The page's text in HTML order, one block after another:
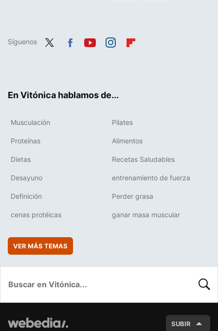
Síguenos
En Vitónica hablamos de...
Musculación Pilates
Proteínas Alimentos
Dietas Recetas Saludables
Desayuno entrenamiento de fuerza
Definición Perder grasa
cenas protéicas ganar masa muscular
VER MÁS TEMAS
SUBIR